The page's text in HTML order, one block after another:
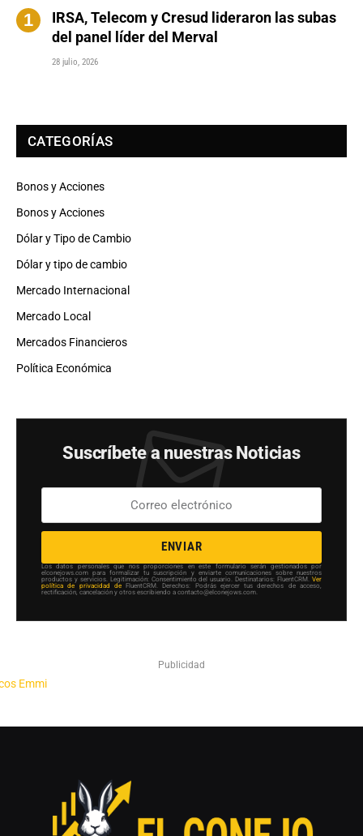
IRSA, Telecom y Cresud lideraron las subas
del panel líder del Merval
28 julio, 2026
CATEGORÍAS
Bonos y Acciones
Bonos y Acciones
Dólar y Tipo de Cambio
Dólar y tipo de cambio
Mercado Internacional
Mercado Local
Mercados Financieros
Política Económica
Suscríbete a nuestras Noticias
ENVIAR
Los datos personales que nos proporciones en este formulario serán gestionados por
elconejows.com para formalizar tu suscripción y enviarte comunicaciones sobre nuestros
productos y servicios. Legitimación: Consentimiento del usuario. Destinatarios: FluentCRM. Ver
política de privacidad de FluentCRM. Derechos: Podrás ejercer tus derechos de acceso,
rectificación, cancelación y otros escribiendo a contacto@elconejows.com.
Publicidad